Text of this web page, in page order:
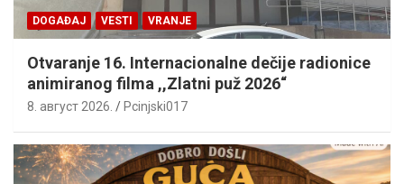
DOGAĐAJ VESTI VRANJE
Otvaranje 16. Internacionalne dečije radionice
animiranog filma ,,Zlatni puž 2026“
8. август 2026. Pcinjski017